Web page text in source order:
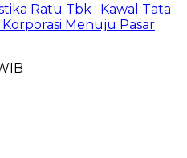
Ratu Tbk : Kawal Tata
Menuju Pasar